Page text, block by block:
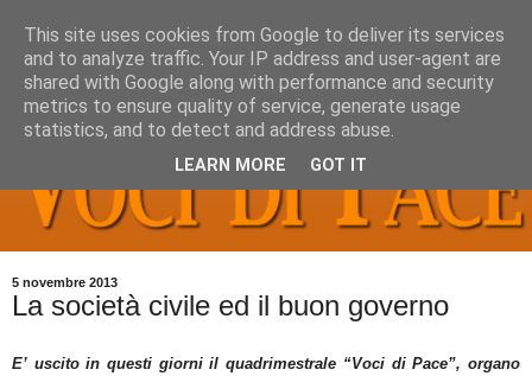
5 novembre 2013
La società civile ed il buon governo
E’ uscito in questi giorni il quadrimestrale “Voci di Pace”, organo
This site uses cookies from Google to deliver its services
and to analyze traffic. Your IP address and user-agent are
shared with Google along with performance and security
metrics to ensure quality of service, generate usage
statistics, and to detect and address abuse.
LEARN MORE GOT IT